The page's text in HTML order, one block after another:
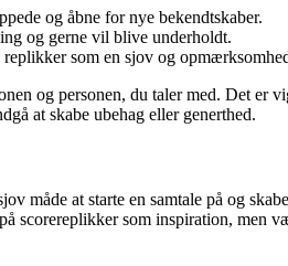
og åbne for nye bekendtskaber.
og gerne vil blive underholdt.
som en sjov og
og personen, du taler med. Det
at skabe ubehag eller generthed.
måde at starte en samtale på og
scorereplikker som inspiration, men